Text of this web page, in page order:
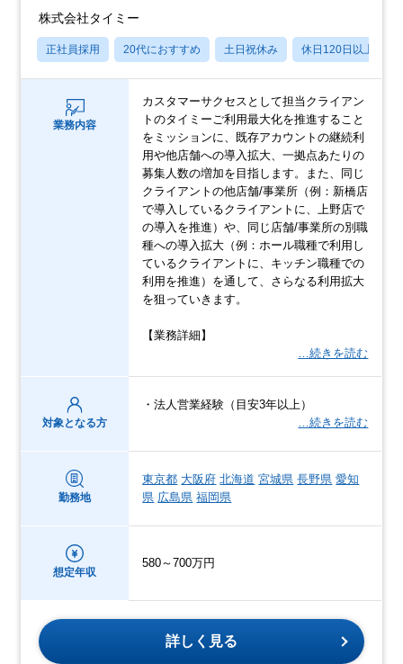
株式会社タイミー
正社員採用 20代におすすめ 土日祝休み 休日120日以上
業務内容
カスタマーサクセスとして担当クライアン
トのタイミーご利用最大化を推進すること
をミッションに、既存アカウントの継続利
用や他店舗への導入拡大、一拠点あたりの
募集人数の増加を目指します。また、同じ
クライアントの他店舗/事業所（例：新橋店
で導入しているクライアントに、上野店で
の導入を推進）や、同じ店舗/事業所の別職
種への導入拡大（例：ホール職種で利用し
ているクライアントに、キッチン職種での
利用を推進）を通して、さらなる利用拡大
を狙っていきます。
【業務詳細】
…続きを読む
対象となる方
・法人営業経験（目安3年以上）
…続きを読む
勤務地
東京都 大阪府 北海道 宮城県 長野県 愛知
県 広島県 福岡県
想定年収
580～700万円
詳しく見る